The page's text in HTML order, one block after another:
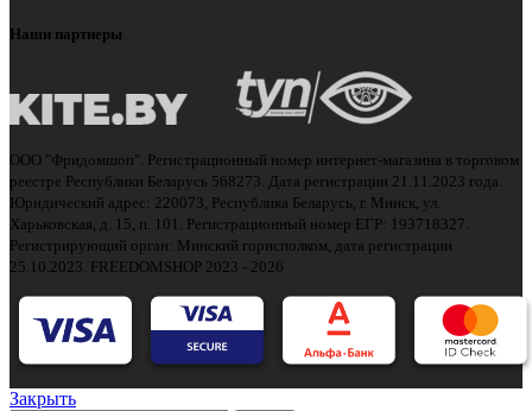
Наши партнеры
ООО "Фридомшоп". Регистрационный номер интернет-магазина в торговом
реестре Республики Беларусь 568273. Дата регистрации 21.11.2023 года.
Юридический адрес: 220073, Республика Беларусь, г. Минск, ул.
Харьковская, д. 15, п. 101. Регистрационный номер ЕГР: 193718327.
Регистрирующий орган: Минский горисполком, дата регистрации
25.10.2023. FREEDOMSHOP 2023 - 2026
Закрыть